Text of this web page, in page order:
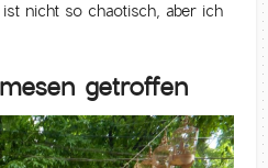
nicht so chaotisch, aber ich
getroffen